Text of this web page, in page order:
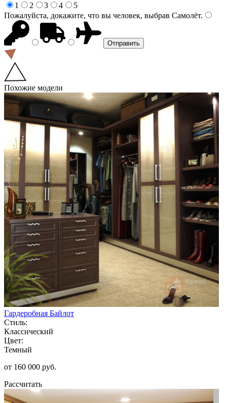
1
2 3 4
5
Пожалуйста, докажите, что вы человек, выбрав Самолёт.
Похожие модели
Гардеробная Байлот
Стиль:
Классический
Цвет:
Темный
от 160 000 руб.
Рассчитать